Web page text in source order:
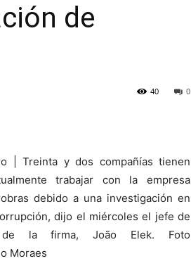
Claras
de
0
40
|
Treinta y dos compañías tienen
trabajar con la empresa
debido a una investigación en
dijo el miércoles el jefe de
de la firma, João Elek. Foto
Moraes